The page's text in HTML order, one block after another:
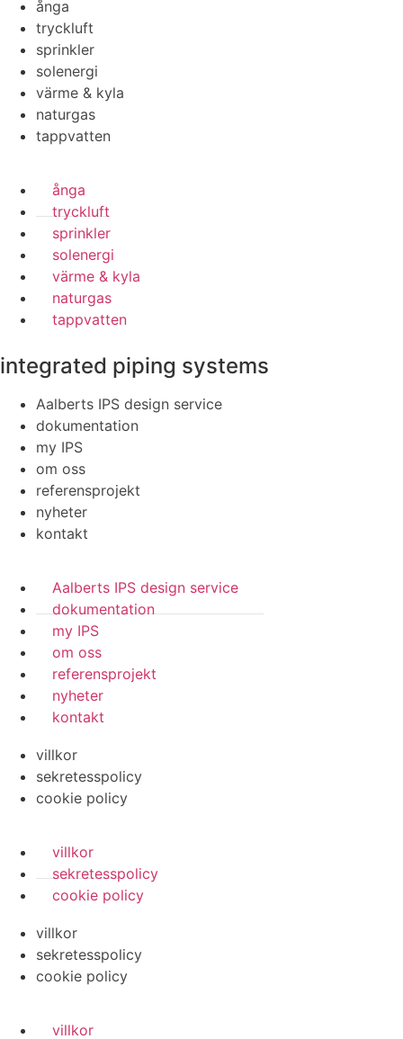
ånga
tryckluft
sprinkler
solenergi
värme & kyla
naturgas
tappvatten
ånga
tryckluft
sprinkler
solenergi
värme & kyla
naturgas
tappvatten
integrated piping systems
Aalberts IPS design service
dokumentation
my IPS
om oss
referensprojekt
nyheter
kontakt
Aalberts IPS design service
dokumentation
my IPS
om oss
referensprojekt
nyheter
kontakt
villkor
sekretesspolicy
cookie policy
villkor
sekretesspolicy
cookie policy
villkor
sekretesspolicy
cookie policy
villkor